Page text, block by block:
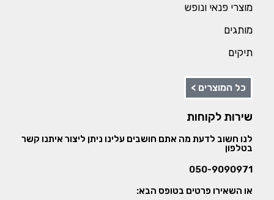
מוצרי פנאי ונופש
מותגים
תיקים
כל המוצרים >
שירות לקוחות
לנו חשוב לדעת מה אתם חושבים עלינו ניתן ליצור איתנו קשר
בטלפון
050-9090971
או השאירו פרטים בטופס הבא: